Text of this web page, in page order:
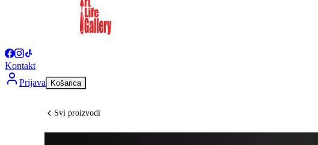
Kontakt
Prijava
Košarica
Svi proizvodi